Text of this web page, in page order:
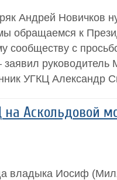
Андрей Новичков
обращаемся к
сообществу с
руководитель
УГКЦ Александр
Аскольдовой
владыка Иосиф